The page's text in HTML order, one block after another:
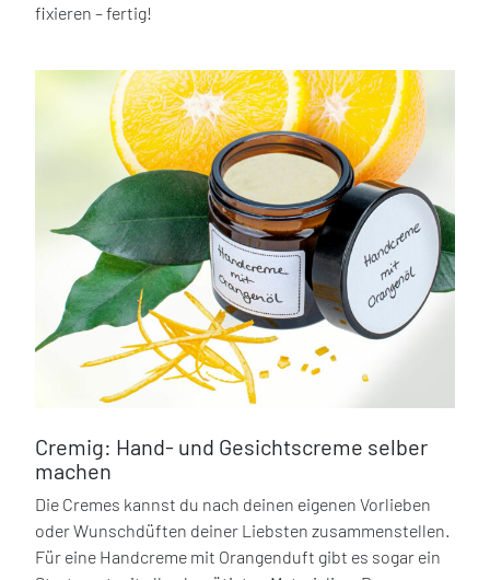
fixieren – fertig!
Cremig: Hand- und Gesichtscreme selber
machen
Die Cremes kannst du nach deinen eigenen Vorlieben
oder Wunschdüften deiner Liebsten zusammenstellen.
Für eine Handcreme mit Orangenduft gibt es sogar ein